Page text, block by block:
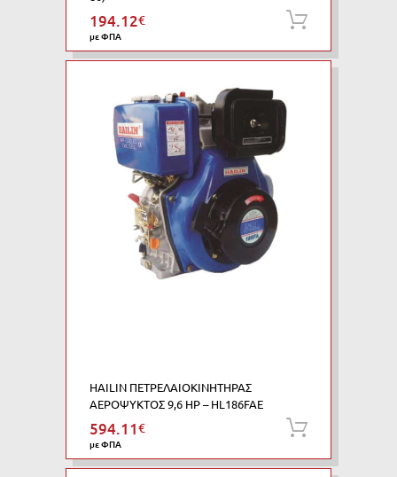
194.12€
με ΦΠΑ
HAILIN ΠΕΤΡΕΛΑΙΟΚΙΝΗΤΗΡΑΣ
ΑΕΡΟΨΥΚΤΟΣ 9,6 HP – HL186FAE
594.11€
με ΦΠΑ